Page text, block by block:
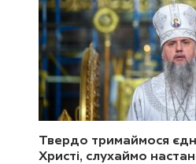
Твердо тримаймося
Христі, слухаймо